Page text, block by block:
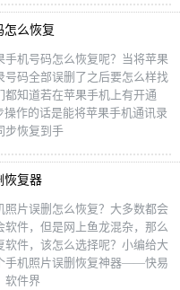
怎么恢复
手机号码怎么恢复呢？当将苹果
号码全部误删了之后要怎么样找
都知道若在苹果手机上有开通
操作的话是能将苹果手机通讯录
步恢复到手
恢复器
照片误删怎么恢复？大多数都会
软件，但是网上鱼龙混杂，那么
软件，该怎么选择呢？小编给大
手机照片误删恢复神器——快易
软件界